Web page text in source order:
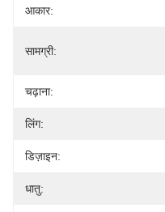
आकार:
सामग्री:
चढ़ाना:
लिंग:
डिज़ाइन:
धातु: